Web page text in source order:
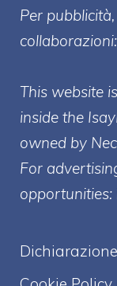
Per
collaborazioni:
This website
inside the
owned by
For
opportunities: